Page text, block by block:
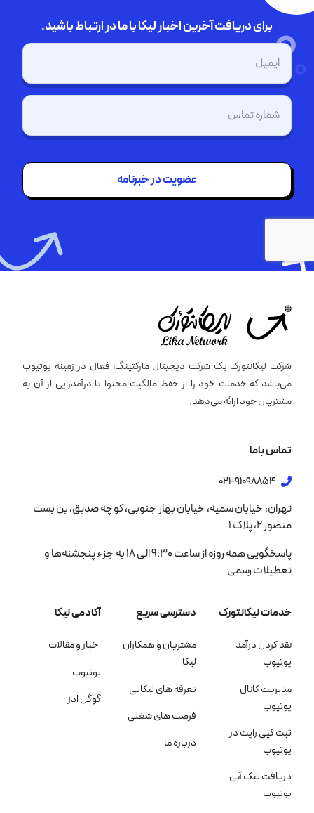
برای دریافت آخرین اخبار لیکا با ما در ارتباط باشید.
شرکت لیکانتورک یک شرکت دیجیتال مارکتینگ، فعال در زمینه یوتیوب
می‌باشد که خدمات خود را از حفظ مالکیت محتوا تا درآمدزایی از آن به
مشتریان خود ارائه می‌دهد.
تماس باما
021-91098854
تهران، خیابان سمیه، خیابان بهار جنوبی، کوچه صدیق، بن بست
منصور 2، پلاک 1
پاسخگویی همه روزه از ساعت 9:30 الی 18 به جزء پنجشنه‌ها و
تعطیلات رسمی
خدمات لیکانتورک
نقد کردن درآمد
یوتیوب
مدیریت کانال
یوتیوب
ثبت کپی رایت در
یوتیوب
دریافت تیک آبی
یوتیوب
دسترسی سریع
مشتریان و همکاران
لیکا
تعرفه های لیکایی
فرصت های شغلی
درباره ما
آکادمی لیکا
اخبار و مقالات
یوتیوب
گوگل ادز